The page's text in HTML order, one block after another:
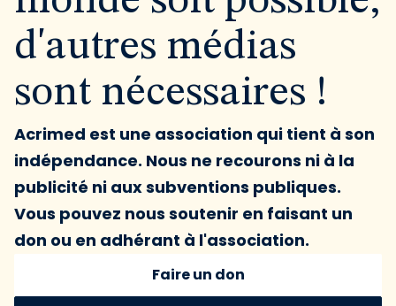
d'autres médias
sont nécessaires !
Acrimed est une association qui tient à son
indépendance. Nous ne recourons ni à la
publicité ni aux subventions publiques.
Vous pouvez nous soutenir en faisant un
don ou en adhérant à l'association.
Faire un don